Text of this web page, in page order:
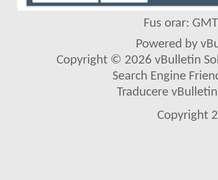
Fus orar:
Powered by
Copyright © 2026 vBulletin
Search Engine
Traducere
Copyright